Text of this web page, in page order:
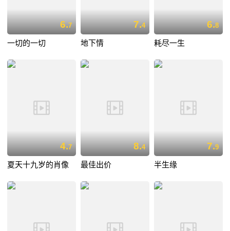
6.7
一切的一切
7.4
地下情
6.8
耗尽一生
4.7
夏天十九岁的肖像
8.4
最佳出价
7.9
半生缘